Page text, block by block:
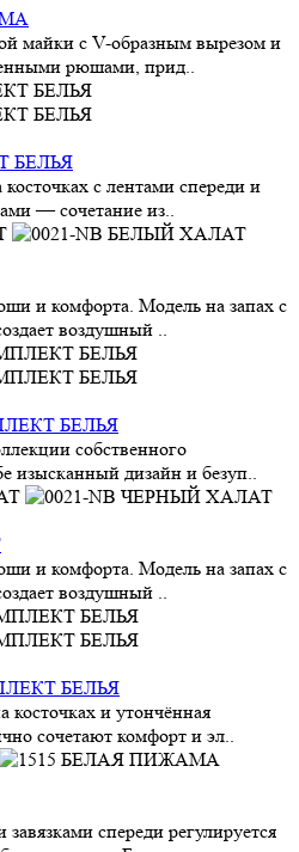
майки с V-образным вырезом и
рюшами, прид..
БЕЛЬЯ
с лентами спереди и
— сочетание из..
и комфорта. Модель на запах с
воздушный ..
БЕЛЬЯ
собственного
изысканный дизайн и безуп..
и комфорта. Модель на запах с
воздушный ..
БЕЛЬЯ
косточках и утончённая
сочетают комфорт и эл..
спереди регулируется